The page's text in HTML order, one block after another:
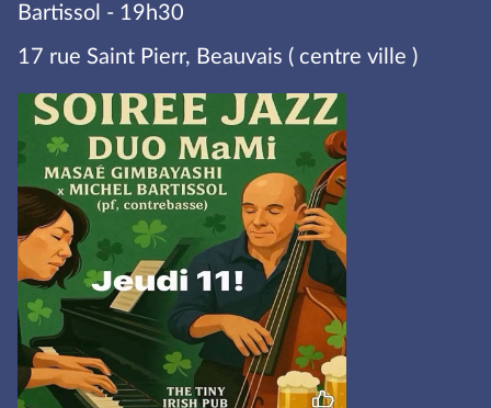
Bartissol - 19h30
17 rue Saint Pierr, Beauvais ( centre ville )